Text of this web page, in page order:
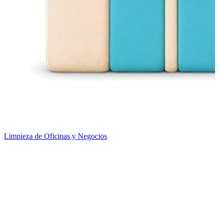
Limpieza de Oficinas y Negocios